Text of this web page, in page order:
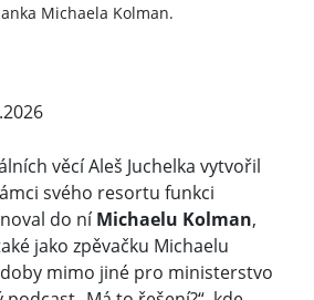
Michaela Kolman.
věcí Aleš Juchelka vytvořil
svého resortu funkci
do níMichaelu Kolman,
jako zpěvačku Michaelu
mimo jiné pro ministerstvo